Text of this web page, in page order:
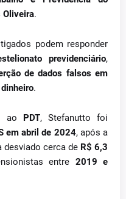
Oliveira.
podem responder
previdenciário,
de dados falsos em
.
ao PDT, Stefanutto foi
em abril de 2024, após a
desviado cerca de R$ 6,3
entre 2019 e